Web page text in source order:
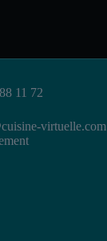
11 72
virtuelle.com